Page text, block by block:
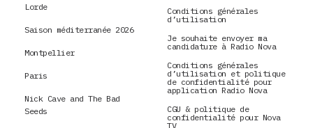
Lorde
Saison méditerranée 2026
Montpellier
Paris
Nick Cave and The Bad
Seeds
Conditions générales
d’utilisation
Je souhaite envoyer ma
candidature à Radio Nova
Conditions générales
d’utilisation et politique
de confidentialité pour
application Radio Nova
CGU & politique de
confidentialité pour Nova
TV